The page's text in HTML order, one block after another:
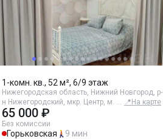
1-комн. кв., 52 м², 6/9 этаж
Нижегородская область, Нижний Новгород, р-
н Нижегородский, мкр. Центр, м. … 📍 На карте
65 000 ₽
Без комиссии
Горьковская 9 мин